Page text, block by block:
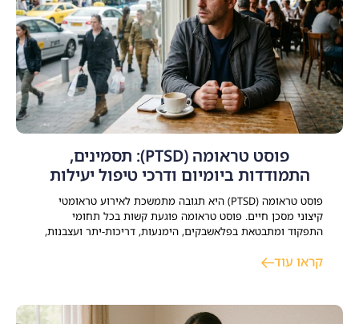
פוסט טראומה (PTSD): תסמינים,
התמודדות ביומיום ודרכי טיפול יעילות
פוסט טראומה (PTSD) היא תגובה מתמשכת לאירוע טראומטי
קיצוני מסכן חיים. פוסט טראומה פוגעת קשות בכל תחומי
התפקוד ומתבטאת בפלאשבקים, הימנעות, דריכות-יתר ועצבנות,
ותעסוקתיים. קיימים כיום טיפולים יעילים ומוכחים – הכוללים
קראו עוד